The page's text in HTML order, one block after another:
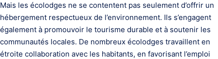
Mais les écolodges ne se contentent pas seulement d’offrir un
hébergement respectueux de l’environnement. Ils s’engagent
également à promouvoir le tourisme durable et à soutenir les
communautés locales. De nombreux écolodges travaillent en
étroite collaboration avec les habitants, en favorisant l’emploi